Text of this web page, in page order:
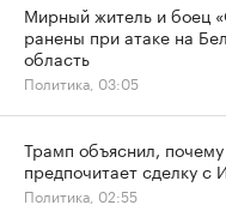
Мирный житель и боец
ранены при атаке на
область
Политика, 03:05
Трамп объяснил, почему
предпочитает сделку с
Политика, 02:55